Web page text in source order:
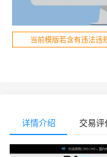
当前模版若含有违法违
详情介绍 交易评